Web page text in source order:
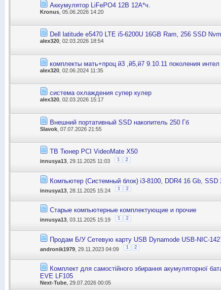
Аккумулятор LiFePO4 12В 12А*ч.
Kronus , 05.06.2026 14:20
Dell latitude e5470 LTE i5-6200U 16GB Ram, 256 SSD
alex320 , 02.03.2026 18:54
комплекты мать+проц й3 ,й5,й7 9.10.11 поколения интел
alex320 , 02.06.2024 11:35
система охлаждения супер кулер
alex320 , 02.03.2026 15:17
Внешний портативный SSD накопитель 250 Гб
Slavok , 07.07.2026 21:55
ТВ Тюнер PCI VideoMate X50
innusya13 , 29.11.2025 11:03 1 2
Компьютер (Системный блок) i3-8100, DDR4 16 Gb, SSD
innusya13 , 28.11.2025 15:24 1 2
Старые компьютерные комплектующие и прочие
innusya13 , 03.11.2025 15:19 1 2
Продам Б/У Сетевую карту USB Dynamode USB-NIC-
andronik1979 , 29.11.2023 04:09 1 2
Комплект для самостійного збирання акумуляторної
EVE LF105
Next-Tube , 29.07.2026 00:05